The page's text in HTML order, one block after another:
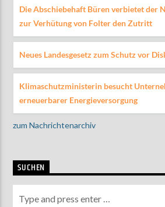
Die Abschiebehaft Büren verbietet der
zur Verhütung von Folter den Zutritt
Neues Landesgesetz zum Schutz vor
Klimaschutzministerin besucht
erneuerbarer Energieversorgung
zum Nachrichtenarchiv
SUCHEN